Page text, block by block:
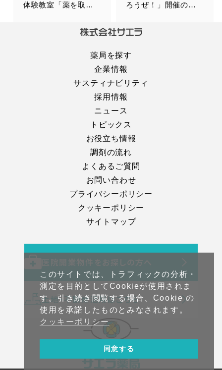
体験教室「薬を取り
ろうぜ！」開催のお
薬局を探す
企業情報
サスティナビリティ
採用情報
ニュース
トピックス
お役立ち情報
調剤の流れ
よくあるご質問
お問い合わせ
プライバシーポリシー
クッキーポリシー
サイトマップ
土地・不動産活用はこちら
このサイトでは、トラフィックの分析・
測定を目的としてCookieが使用されま
す。引き続き閲覧する場合、Cookie の
使用を承諾したものとみなされます。
クッキーポリシー
同意する